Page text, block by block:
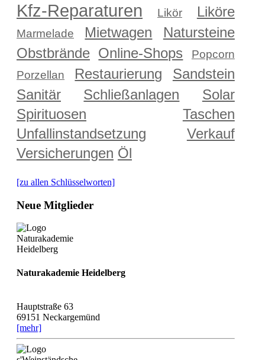
Kfz-Reparaturen Likör Liköre
Marmelade Mietwagen
Natursteine
Obstbrände Online-Shops
Popcorn
Porzellan
Restaurierung
Sandstein
Sanitär
Schließanlagen
Solar
Spirituosen
Taschen
Unfallinstandsetzung
Verkauf
Versicherungen Öl
[zu allen Schlüsselworten]
Neue Mitglieder
Naturakademie Heidelberg
Hauptstraße 63
69151 Neckargemünd
[mehr]